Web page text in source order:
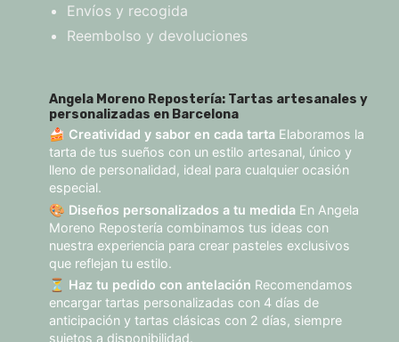
Envíos y recogida
Reembolso y devoluciones
Angela Moreno Repostería: Tartas artesanales y
personalizadas en Barcelona
🍰 Creatividad y sabor en cada tarta Elaboramos la
tarta de tus sueños con un estilo artesanal, único y
lleno de personalidad, ideal para cualquier ocasión
especial.
🎨 Diseños personalizados a tu medida En Angela
Moreno Repostería combinamos tus ideas con
nuestra experiencia para crear pasteles exclusivos
que reflejan tu estilo.
⏳ Haz tu pedido con antelación Recomendamos
encargar tartas personalizadas con 4 días de
anticipación y tartas clásicas con 2 días, siempre
sujetos a disponibilidad.